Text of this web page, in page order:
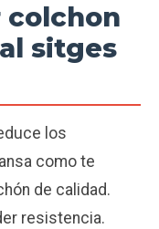
colchon
sitges
los
como te
de calidad.
resistencia.